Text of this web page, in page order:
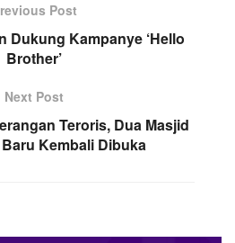
Post
Dukung Kampanye ‘Hello
Brother’
Next Post
Teroris, Dua Masjid
Kembali Dibuka